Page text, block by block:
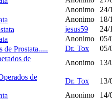
Anonimo
24/
Anonimo
18/
jesus59
24/
Anonimo
05/
de Prostata.....
Dr. Tox
05/
de
Anonimo
13/
de
Dr. Tox
13/
Anonimo
14/